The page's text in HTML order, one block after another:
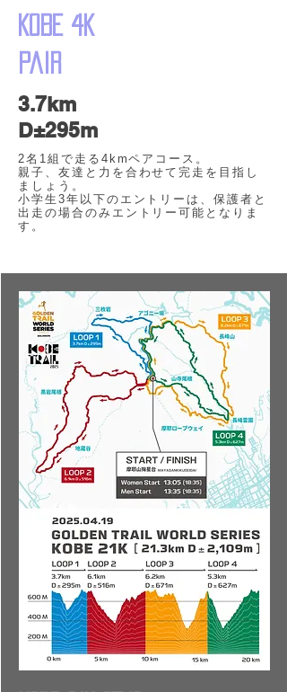
KOBE 4K
Pair
3.7km
D±295m
2名1組で走る4kmペアコース。
親子、友達と力を合わせて完走を目指し
ましょう。
小学生3年以下のエントリーは、保護者と
出走の場合のみエントリー可能となりま
す。